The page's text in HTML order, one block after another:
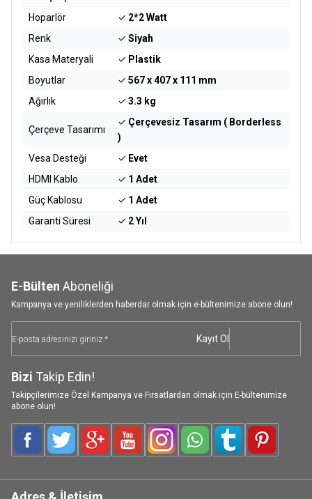
Hoparlör
✓ 2*2 Watt
Renk
✓ Siyah
Kasa Materyali
✓ Plastik
Boyutlar
✓ 567 x 407 x 111 mm
Ağırlık
✓ 3.3 kg
Çerçeve Tasarımı
✓ Çerçevesiz Tasarım ( Borderless
)
Vesa Desteği
✓ Evet
HDMI Kablo
✓ 1 Adet
Güç Kablosu
✓ 1 Adet
Garanti Süresi
✓ 2 Yıl
E-Bülten Aboneliği
Kampanya ve yeniliklerden haberdar olmak için e-bültenimize abone olun!
Kayıt Ol
Bizi Takip Edin!
Takipçilerimize Özel Kampanya ve Fırsatlardan olmak için E-bültenimize
abone olun!
FacebookTwitterGoogle-PlusYoutubeInstagramWhatsAppTumblrPinterest